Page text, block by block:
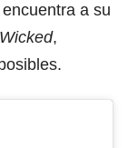
a su
Wicked,